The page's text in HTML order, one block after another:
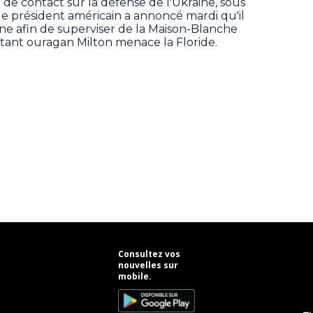
président américain a annoncé mardi qu'il
afin de superviser de la Maison-Blanche
ouragan Milton menace la Floride.
Consultez vos
nouvelles sur
mobile.